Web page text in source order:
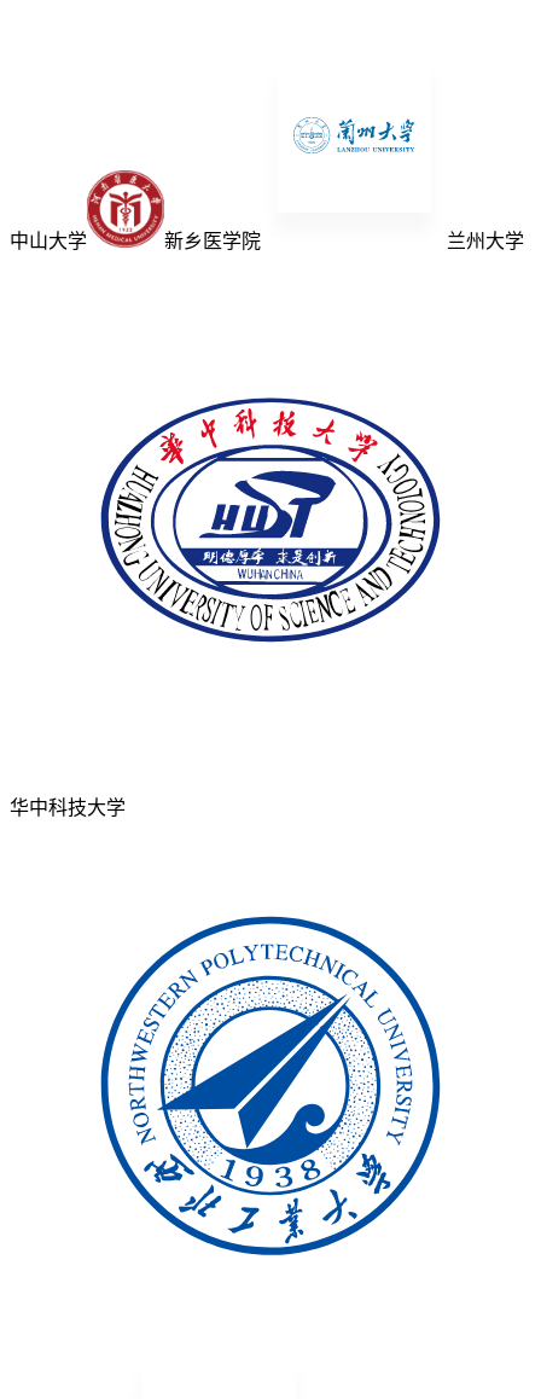
中山大学 新乡医学院 兰州大学
华中科技大学